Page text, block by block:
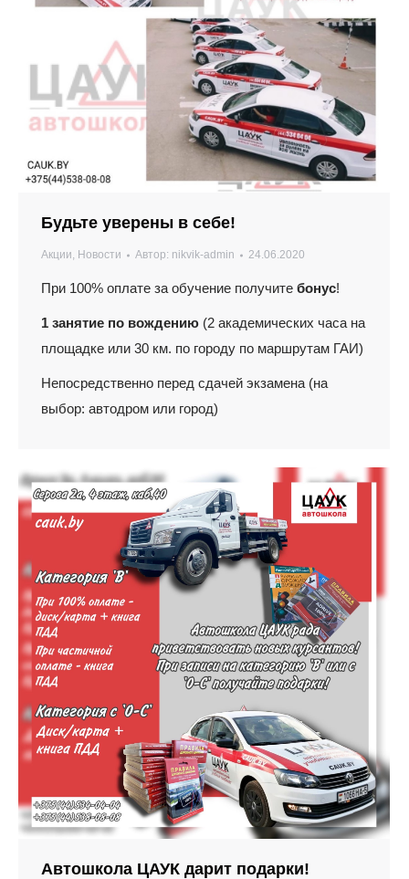
Будьте уверены в себе!
Акции, Новости Автор: nikvik-admin 24.06.2020
При 100% оплате за обучение получите бонус!
1 занятие по вождению (2 академических часа на
площадке или 30 км. по городу по маршрутам ГАИ)
Непосредственно перед сдачей экзамена (на
выбор: автодром или город)
Автошкола ЦАУК дарит подарки!